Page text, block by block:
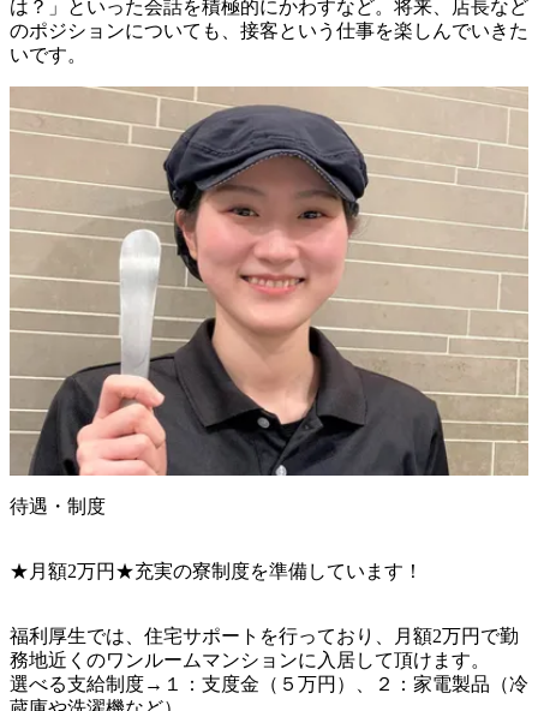
は？」といった会話を積極的にかわすなど。将来、店長など
のポジションについても、接客という仕事を楽しんでいきた
いです。
待遇・制度
★月額2万円★充実の寮制度を準備しています！
福利厚生では、住宅サポートを行っており、月額2万円で勤
務地近くのワンルームマンションに入居して頂けます。
選べる支給制度→１：支度金（５万円）、２：家電製品（冷